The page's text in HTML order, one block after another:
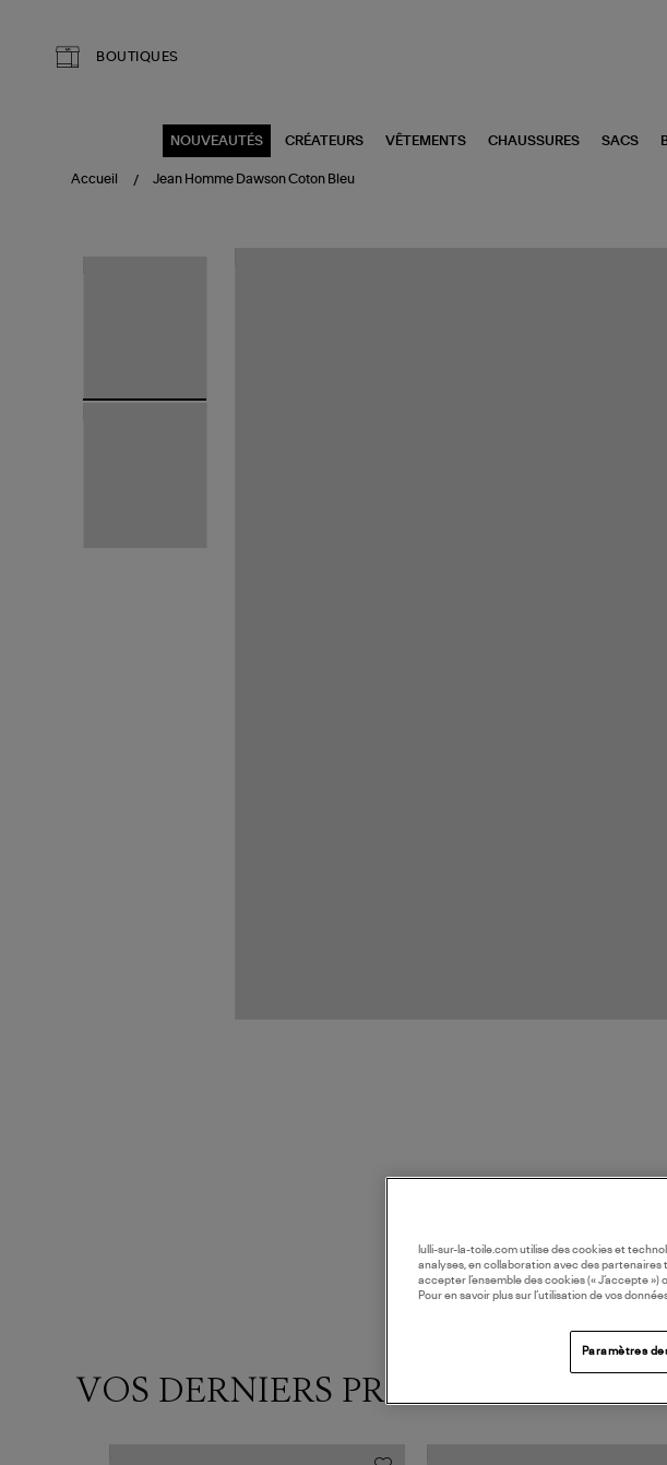
BOUTIQUES
NOUVEAUTÉS CRÉATEURS VÊTEMENTS CHAUSSURES SACS
Accueil Jean Homme Dawson Coton Bleu
VOS DERNIERS PRODUITS VUS
lulli-sur-la-toile.com utilise des cookies et
analyses, en collaboration avec des partenaires
accepter l’ensemble des cookies (« J’accepte
Pour en savoir plus sur l’utilisation de vos
Paramètres